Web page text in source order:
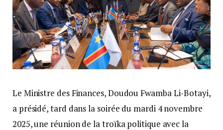
Le Ministre des Finances, Doudou Fwamba Li-Botayi,
a présidé, tard dans la soirée du mardi 4 novembre
2025, une réunion de la troïka politique avec la